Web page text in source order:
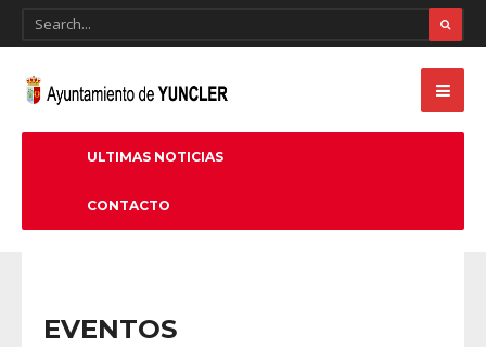
ULTIMAS NOTICIAS
CONTACTO
EVENTOS